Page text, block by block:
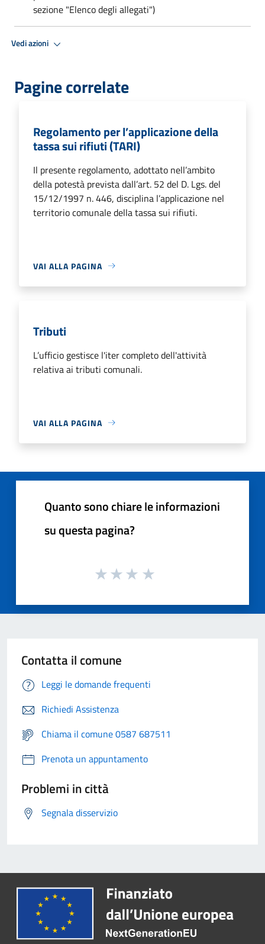
sezione "Elenco degli allegati")
Vedi azioni
Pagine correlate
Regolamento per l’applicazione della
tassa sui rifiuti (TARI)
Il presente regolamento, adottato nell’ambito
della potestà prevista dall’art. 52 del D. Lgs. del
15/12/1997 n. 446, disciplina l’applicazione nel
territorio comunale della tassa sui rifiuti.
VAI ALLA PAGINA
Tributi
L’ufficio gestisce l'iter completo dell'attività
relativa ai tributi comunali.
VAI ALLA PAGINA
Quanto sono chiare le informazioni
su questa pagina?
Contatta il comune
Leggi le domande frequenti
Richiedi Assistenza
Chiama il comune 0587 687511
Prenota un appuntamento
Problemi in città
Segnala disservizio